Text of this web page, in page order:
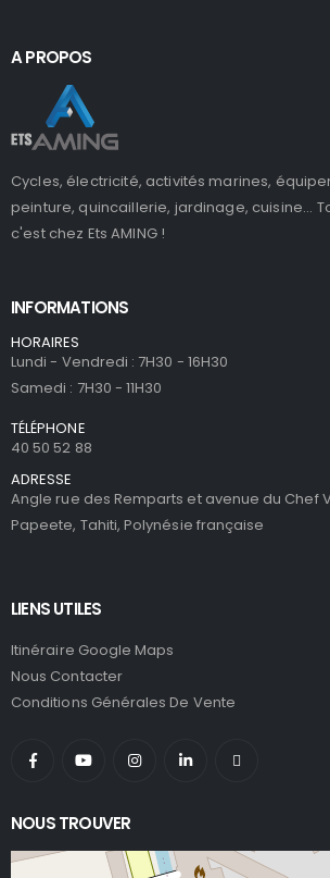
A PROPOS
Cycles, électricité, activités marines,
peinture, quincaillerie, jardinage, cuisine...
c'est chez Ets AMING !
INFORMATIONS
HORAIRES
Lundi - Vendredi : 7H30 - 16H30
Samedi : 7H30 - 11H30
TÉLÉPHONE
40 50 52 88
ADRESSE
Angle rue des Remparts et avenue du Chef
Papeete, Tahiti, Polynésie française
LIENS UTILES
Itinéraire Google Maps
Nous Contacter
Conditions Générales De Vente
NOUS TROUVER